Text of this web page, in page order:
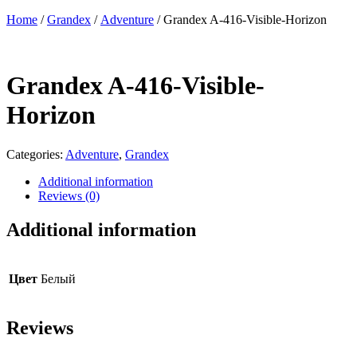
Home /Grandex / Adventure / Grandex A-416-Visible-Horizon
Grandex A-416-Visible-
Horizon
Categories: Adventure, Grandex
Additional information
Reviews (0)
Additional information
Цвет Белый
Reviews